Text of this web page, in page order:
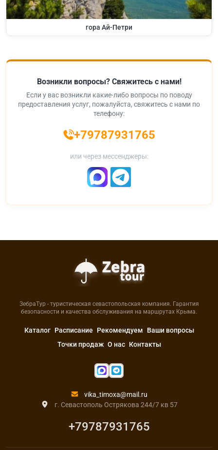
гора Ай-Петри
Возникли вопросы? Свяжитесь с нами!
Если у вас возникли какие-либо вопросы по поводу
предоставления услуг, пожалуйста, свяжитесь с нами по
телефону:
+79787931765
или через мессенджеры:
ЗебраТур - туристическая севастопольская компания. Гарантия
безопасности и качества обслуживания на маршрутах Крыма.
Каталог Расписание Рекомендуем
Ваши вопросы
Точки продаж О нас Контакты
vika_timoxa@mail.ru
г. Севастополь Острякова 244/7 кв 57
+79787931765